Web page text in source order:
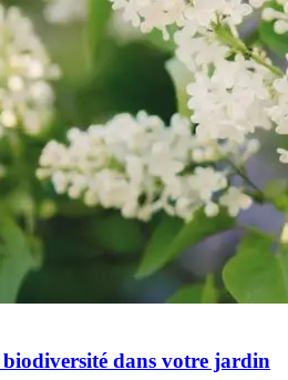
dans votre jardin